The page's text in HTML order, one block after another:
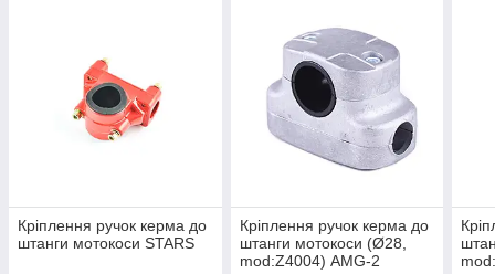
Кріплення ручок керма до
штанги мотокоси STARS
Кріплення ручок керма до
штанги мотокоси (Ø28,
mod:Z4004) AMG-2